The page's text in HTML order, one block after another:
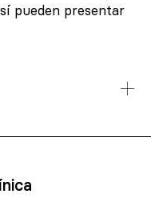
pueden presentar